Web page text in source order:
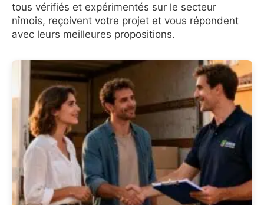
tous vérifiés et expérimentés sur le secteur
nîmois, reçoivent votre projet et vous répondent
avec leurs meilleures propositions.